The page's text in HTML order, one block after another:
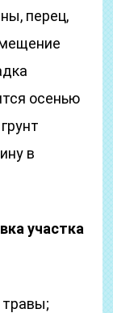
перец,
осенью
в
участка